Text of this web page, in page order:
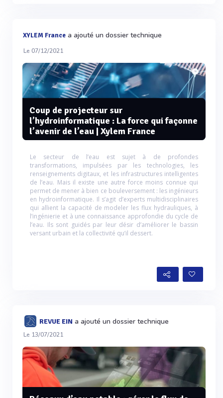
XYLEM France a ajouté un dossier technique
Le 07/12/2021
Coup de projecteur sur
l’hydroinformatique : La force qui façonne
l’avenir de l’eau | Xylem France
Le secteur de l’eau est sujet à de profondes
transformations, impulsées par les technologies, les
renseignements digitaux, et les infrastructures intelligentes
de l’eau. Mais il existe une autre force moins connue qui
permet de mener à bien ce bouleversement : les ingénieurs
en hydroinformatique. Il s’agit d’experts multidisciplinaires
qui allient la capacité de modeler les flux hydrauliques, à
l’ingénierie et à une connaissance approfondie du cycle de
l’eau. Ils sont guidés par leur désir d’améliorer le bassin
versant urbain et la collectivité qu’il dessert.
REVUE EIN a ajouté un dossier technique
Le 13/07/2021